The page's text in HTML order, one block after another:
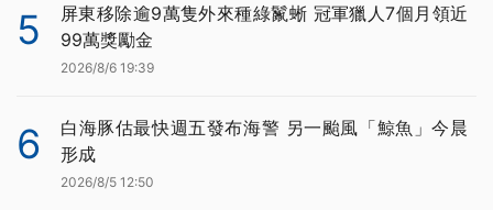
5
屏東移除逾9萬隻外來種綠鬣蜥 冠軍獵人7個月領近
99萬獎勵金
2026/8/6 19:39
6
白海豚估最快週五發布海警 另一颱風「鯨魚」今晨
形成
2026/8/5 12:50